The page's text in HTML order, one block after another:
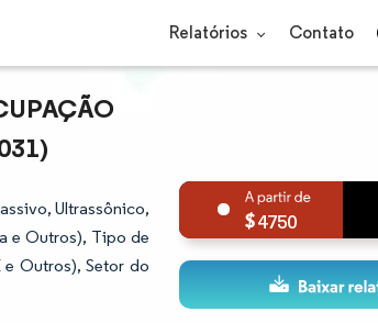
Relatórios Contato
Ultrassônico,
e Outros), Tipo de
Outros), Setor do
4750